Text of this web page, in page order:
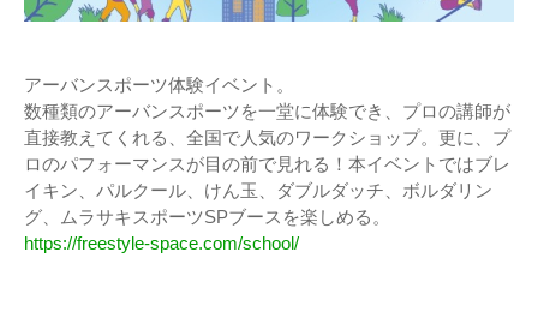
アーバンスポーツ体験イベント。
数種類のアーバンスポーツを一堂に体験でき、プロの講師が
直接教えてくれる、全国で人気のワークショップ。更に、プ
ロのパフォーマンスが目の前で見れる！本イベントではブレ
イキン、パルクール、けん玉、ダブルダッチ、ボルダリン
グ、ムラサキスポーツSPブースを楽しめる。
https://freestyle-space.com/school/